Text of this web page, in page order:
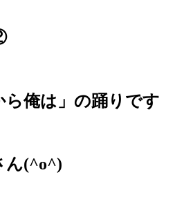
俺は」の踊りです
ん(^o^)